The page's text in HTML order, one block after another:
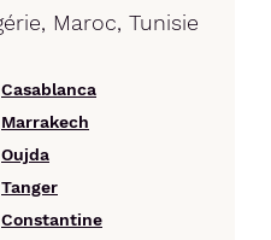
Maroc, Tunisie
Casablanca
Marrakech
Oujda
Tanger
Constantine